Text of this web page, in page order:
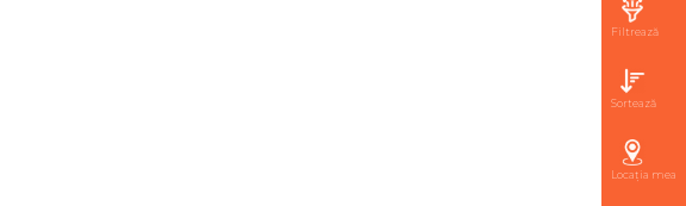
Filtrează
Sortează
Locația mea